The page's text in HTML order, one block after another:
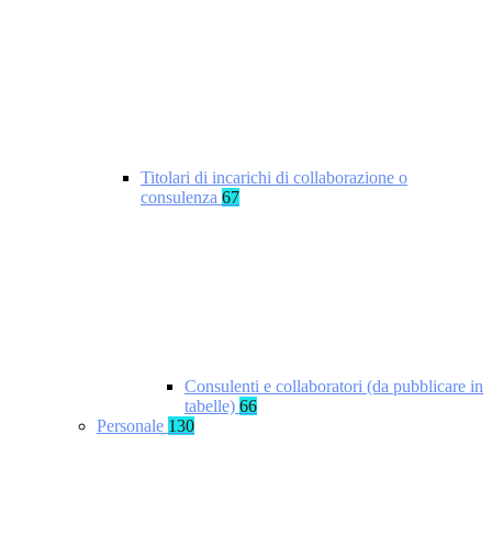
Titolari di incarichi di collaborazione o
consulenza 67
Consulenti e collaboratori (da pubblicare in
tabelle) 66
Personale 130